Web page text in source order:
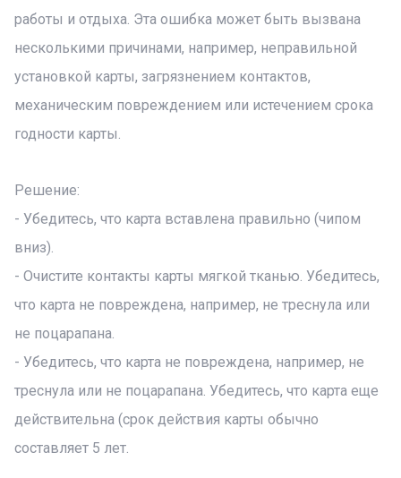
работы и отдыха. Эта ошибка может быть вызвана
несколькими причинами, например, неправильной
установкой карты, загрязнением контактов,
механическим повреждением или истечением срока
годности карты.
Решение:
- Убедитесь, что карта вставлена правильно (чипом
вниз).
- Очистите контакты карты мягкой тканью. Убедитесь,
что карта не повреждена, например, не треснула или
не поцарапана.
- Убедитесь, что карта не повреждена, например, не
треснула или не поцарапана. Убедитесь, что карта еще
действительна (срок действия карты обычно
составляет 5 лет.